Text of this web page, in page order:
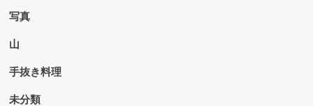
写真
山
手抜き料理
未分類